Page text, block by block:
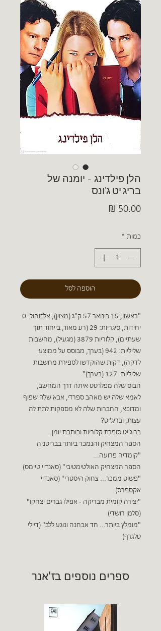
הלן פילדינג - יומנה של
בריג'יט ג'ונס
כמות *
הוספה לסל
"ראשון, 15 בינואר 57 ק"ג (מצוין), אלכוהול: 0
יחידות, סיגריות: 29 (רע מאוד, בייחוד תוך
שעתיים), קלוריות 3879 (מגעיל), מחשבות
שליליות: 942 (בערך, מבוסס על ממוצע
לדקה), דקות שהוקדשו לספירת מחשבות
שליליות: 127 (בערך)"
הבוס שלה מפלרטט איתה דרך המחשב,
לאמא שלה יש מאהב ספרדי, אבא שלה שפוף
ומדוכא, החברות שלה לא מספקות לתת לה
עצות, ובריג'יט?
בריג'יט סופרת קלוריות וכותבת יומן.
הספר המצחיק והנמכר ביותר בבריטניה
"קומדיה פרועה...
הספר המצחיק האולטימטיבי" (סאנדיי טיימס)
"פשוט ממכר... צחוק היסטרי" (סאנדיי
אקספרס)
"יצירה קומית מבריקה - אפילו גברים יצחקו"
(סלמן רושדי)
"מומלץ ביותר... חד אבחנה ונוגע ללב" (דיילי
טלגרף)
ספרים נוספים בז'אנר